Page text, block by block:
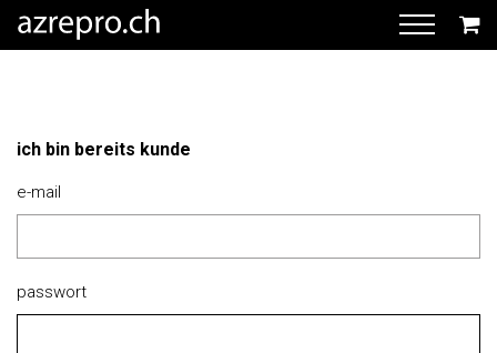
ich bin bereits kunde
e-mail
passwort